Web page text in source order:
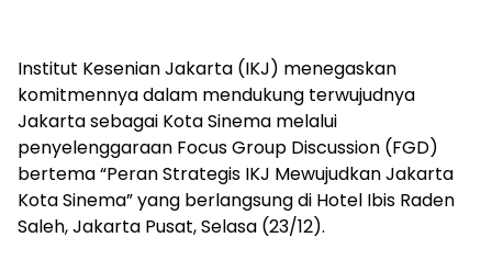
Institut Kesenian Jakarta (IKJ) menegaskan
komitmennya dalam mendukung terwujudnya
Jakarta sebagai Kota Sinema melalui
penyelenggaraan Focus Group Discussion (FGD)
bertema “Peran Strategis IKJ Mewujudkan Jakarta
Kota Sinema” yang berlangsung di Hotel Ibis Raden
Saleh, Jakarta Pusat, Selasa (23/12).